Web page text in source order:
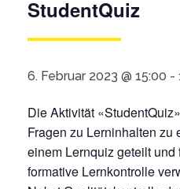
StudentQuiz
6. Februar 2023 @ 15:00 -
Die Aktivität «StudentQuiz
Fragen zu Lerninhalten zu
einem Lernquizgeteilt und
formative Lernkontrolle